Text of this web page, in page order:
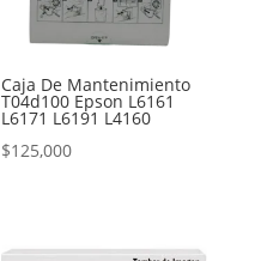
Caja De Mantenimiento
T04d100 Epson L6161
L6171 L6191 L4160
$125,000